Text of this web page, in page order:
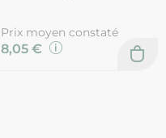
Prix moyen constaté
8,05 €